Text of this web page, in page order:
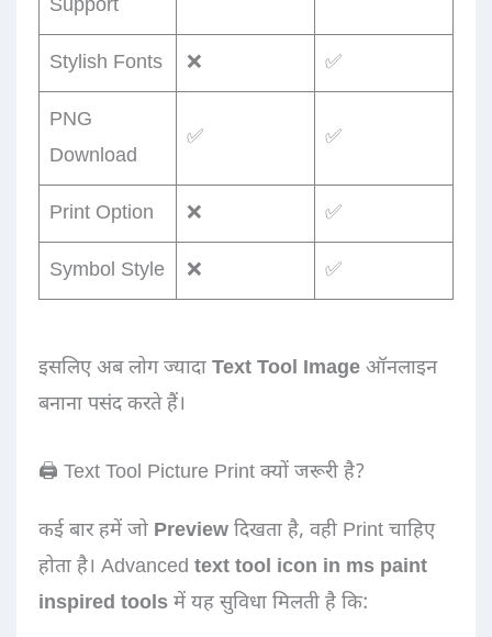
Support
Stylish Fonts ❌ ✅
PNG
Download
✅ ✅
Print Option ❌ ✅
Symbol Style ❌ ✅
इसलिए अब लोग ज्यादा Text Tool Image ऑनलाइन
बनाना पसंद करते हैं।
🖨️ Text Tool Picture Print क्यों जरूरी है?
कई बार हमें जो Preview दिखता है, वही Print चाहिए
होता है। Advanced text tool icon in ms paint
inspired tools में यह सुविधा मिलती है कि: